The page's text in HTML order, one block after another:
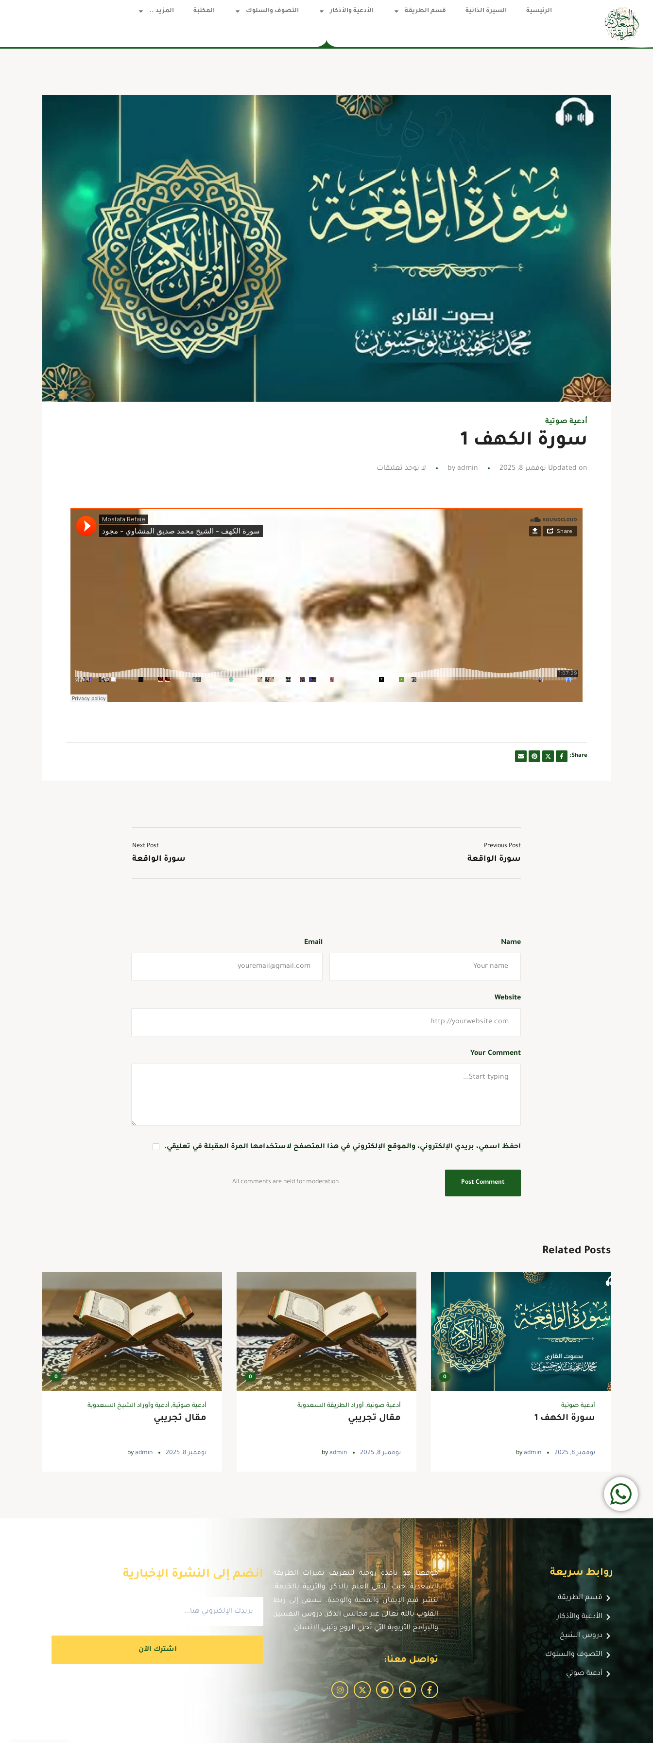
الرئيسية السيرة الذاتية قسم الطريقة الأدعية والأذكار التصوف والسلوك المكتبة المزيد ..
أدعية صوتية
سورة الكهف 1
Updated on نوفمبر 8, 2025 by admin لا توجد تعليقات
Share:
Previous Post
سورة الواقعة
Next Post
سورة الواقعة
Your Comment
All comments are held for moderation.
Name
Email
Website
احفظ اسمي، بريدي الإلكتروني، والموقع الإلكتروني في هذا المتصفح لاستخدامها المرة المقبلة في تعليقي.
Related Posts
0
أدعية صوتية
سورة الكهف 1
نوفمبر 8, 2025 by admin
0
أدعية صوتية, أوراد الطريقة السعدوية
مقال تجريبي
نوفمبر 8, 2025 by admin
0
أدعية صوتية, أدعية وأوراد الشيخ السعدوية
مقال تجريبي
نوفمبر 8, 2025 by admin
روابط سريعة
قسم الطريقة
الأدعية والأذكار
دروس الشيخ
التصوف والسلوك
أدعية صوتي
موقعنا هو نافذة روحية للتعريف بميراث الطريقة
السعدية، حيث يلتقي العلم بالذكر، والتربية بالخدمة،
لنشر قيم الإيمان والمحبة والوحدة. نسعى إلى ربط
القلوب بالله تعالى عبر مجالس الذكر، دروس التفسير،
والبرامج التربوية التي تُحيي الروح وتبني الإنسان.
تواصل معنا:
انضم إلى النشرة الإخبارية
اشترك الآن